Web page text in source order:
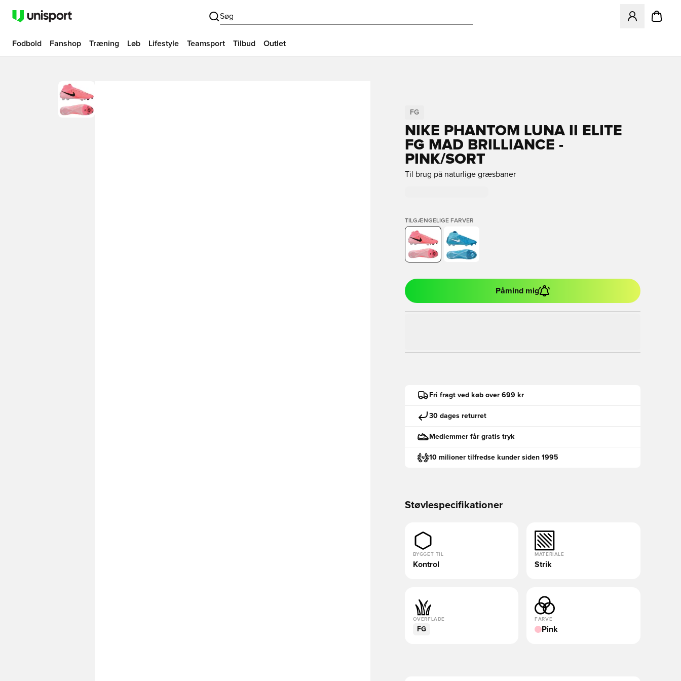
Søg
Åbner en
Fodbold Fanshop Træning Løb Lifestyle Teamsport Tilbud Outlet
FG
NIKE PHANTOM LUNA II ELITE
FG MAD BRILLIANCE -
PINK/SORT
Til brug på naturlige græsbaner
TILGÆNGELIGE FARVER
Påmind mig
Fri fragt ved køb over 699 kr
30 dages returret
Medlemmer får gratis tryk
10 milioner tilfredse kunder siden 1995
Støvlespecifikationer
BYGGET TIL
Kontrol
MATERIALE
Strik
OVERFLADE
FG
FARVE
Pink